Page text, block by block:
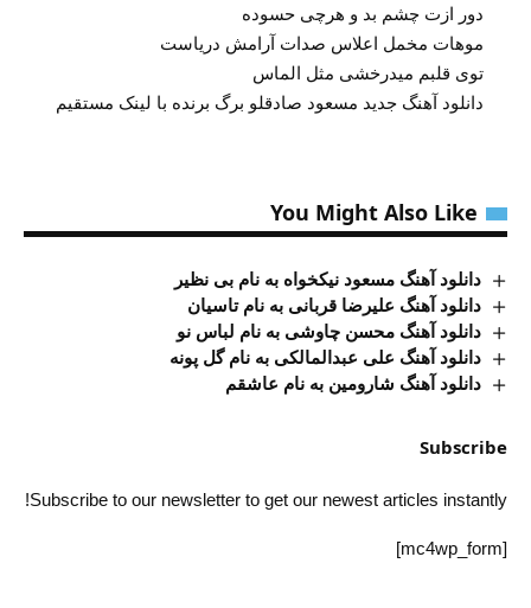
دور ازت چشم بد و هرچی حسوده
موهات مخمل اعلاس صدات آرامش دریاست
توی قلبم میدرخشی مثل الماس
دانلود آهنگ جدید مسعود صادقلو برگ برنده با لینک مستقیم
You Might Also Like
دانلود آهنگ مسعود نیکخواه به نام بی نظیر
دانلود آهنگ علیرضا قربانی به نام تاسیان
دانلود آهنگ محسن چاوشی به نام لباس نو
دانلود آهنگ علی عبدالمالکی به نام گل پونه
دانلود آهنگ شارومین به نام عاشقم
Subscribe
Subscribe to our newsletter to get our newest articles instantly!
[mc4wp_form]